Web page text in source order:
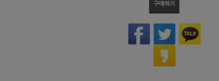
구매하기